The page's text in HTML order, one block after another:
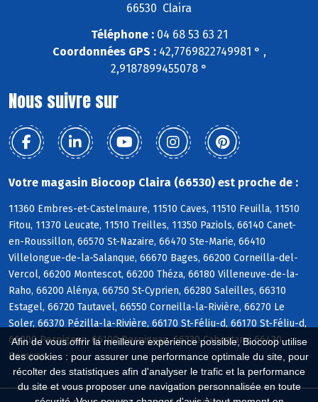
Afin de vous offrir la meilleure expérience possible, Biocoop utilise
des cookies : pour assurer une performance optimale du site, pour
récolter des statistiques afin d'analyser le trafic et la performance
du site et vous proposer une navigation personnalisée en toute
66530 Claira
Téléphone :04 68 53 63 21
Coordonnées GPS :42,7769822749981 ° ,
2,9187899455078 °
Nous suivre sur
Votre magasin Biocoop Claira (66530) est proche de :
11360 Embres-et-Castelmaure, 11510 Caves, 11510 Feuilla, 11510
Fitou, 11370 Leucate, 11510 Treilles, 11350 Paziols, 66140 Canet-
en-Roussillon, 66570 St-Nazaire, 66470 Ste-Marie, 66410
Villelongue-de-la-Salanque, 66670 Bages, 66200 Corneilla-del-
Vercol, 66200 Montescot, 66200 Théza, 66180 Villeneuve-de-la-
Raho, 66200 Alénya, 66750 St-Cyprien, 66280 Saleilles, 66310
Estagel, 66720 Tautavel, 66550 Corneilla-la-Rivière, 66270 Le
Soler, 66370 Pézilla-la-Rivière, 66170 St-Féliu-d, 66170 St-Féliu-d,
66000 Perpignan, 66100 Perpignan, 66330 Cabestany, 66430
Bompas